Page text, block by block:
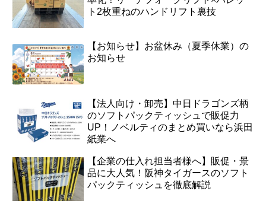
ト2枚重ねのハンドリフト裏技
【お知らせ】お盆休み（夏季休業）の
お知らせ
【法人向け・卸売】中日ドラゴンズ柄
のソフトパックティッシュで販促力
UP！ノベルティのまとめ買いなら浜田
紙業へ
【企業の仕入れ担当者様へ】販促・景
品に大人気！阪神タイガースのソフト
パックティッシュを徹底解説